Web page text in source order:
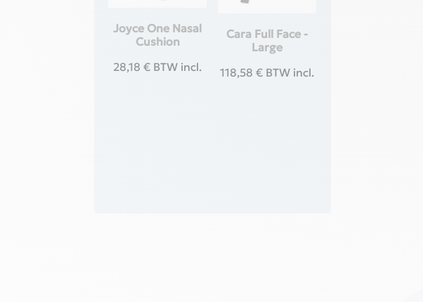
Joyce One Nasal
Cushion
28,18€ BTW incl.
Cara Full Face -
Large
118,58€ BTW incl.